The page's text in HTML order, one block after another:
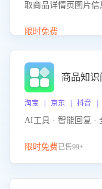
取商品详情页图片
限时免费
商品知
淘宝 | 京东 | 抖音 |
AI工具 · 智能回复 ·
限时免费已售99+